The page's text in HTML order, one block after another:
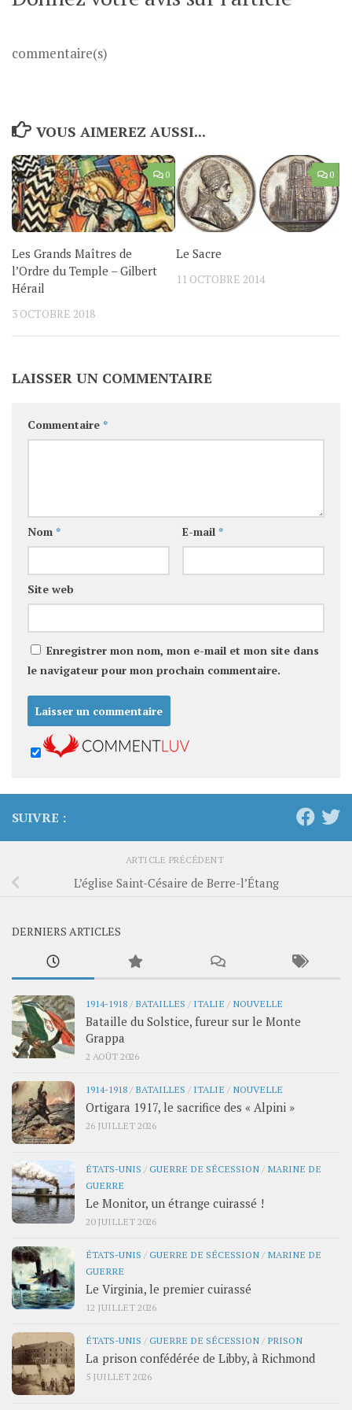
commentaire(s)
VOUS AIMEREZ AUSSI...
0
Les Grands Maîtres de
l’Ordre du Temple – Gilbert
Hérail
3 OCTOBRE 2018
0
Le Sacre
11 OCTOBRE 2014
LAISSER UN COMMENTAIRE
Commentaire *
Nom * E-mail *
Site web
Enregistrer mon nom, mon e-mail et mon site dans
le navigateur pour mon prochain commentaire.
SUIVRE :
ARTICLE PRÉCÉDENT
L’église Saint-Césaire de Berre-l’Étang
DERNIERS ARTICLES
1914-1918 / BATAILLES / ITALIE / NOUVELLE
Bataille du Solstice, fureur sur le Monte
Grappa
2 AOÛT 2026
1914-1918 / BATAILLES / ITALIE / NOUVELLE
Ortigara 1917, le sacrifice des « Alpini »
26 JUILLET 2026
ÉTATS-UNIS /GUERRE DE SÉCESSION / MARINE DE
GUERRE
Le Monitor, un étrange cuirassé !
20 JUILLET 2026
ÉTATS-UNIS /GUERRE DE SÉCESSION / MARINE DE
GUERRE
Le Virginia, le premier cuirassé
12 JUILLET 2026
ÉTATS-UNIS /GUERRE DE SÉCESSION / PRISON
La prison confédérée de Libby, à Richmond
5 JUILLET 2026